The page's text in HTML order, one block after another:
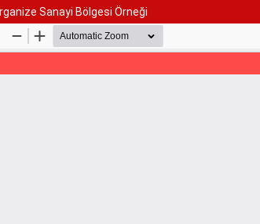
Sanayi Bölgesi Örneği